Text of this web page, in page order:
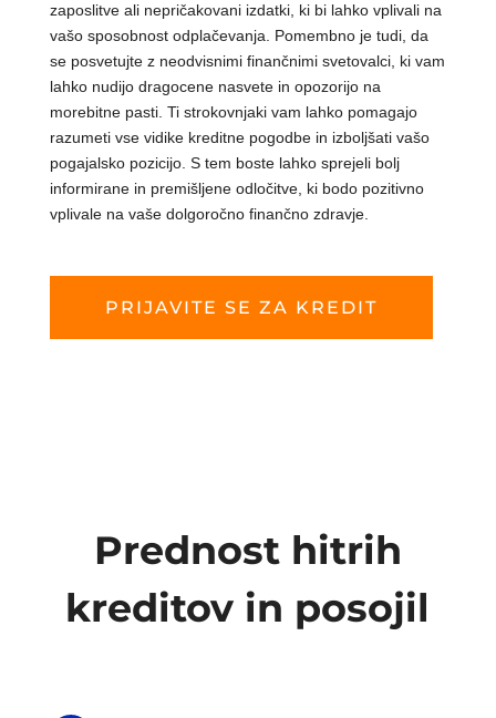
zaposlitve ali nepričakovani izdatki, ki bi lahko vplivali na
vašo sposobnost odplačevanja. Pomembno je tudi, da
se posvetujte z neodvisnimi finančnimi svetovalci, ki vam
lahko nudijo dragocene nasvete in opozorijo na
morebitne pasti. Ti strokovnjaki vam lahko pomagajo
razumeti vse vidike kreditne pogodbe in izboljšati vašo
pogajalsko pozicijo. S tem boste lahko sprejeli bolj
informirane in premišljene odločitve, ki bodo pozitivno
vplivale na vaše dolgoročno finančno zdravje.
PRIJAVITE SE ZA KREDIT
Prednost hitrih
kreditov in posojil